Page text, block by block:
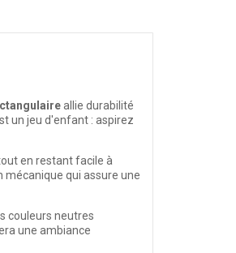
allie durabilité
un jeu d'enfant : aspirez
en restant facile à
mécanique qui assure une
couleurs neutres
une ambiance